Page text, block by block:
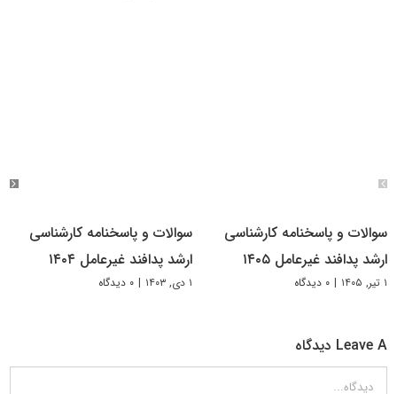
سوالات و پاسخنامه کارشناسی
ارشد پدافند غیرعامل ۱۴۰۵
۱ تیر, ۱۴۰۵ | ۰ دیدگاه
سوالات و پاسخنامه کارشناسی
ارشد پدافند غیرعامل ۱۴۰۴
۱ دی, ۱۴۰۳ | ۰ دیدگاه
Leave A دیدگاه
دیدگاه